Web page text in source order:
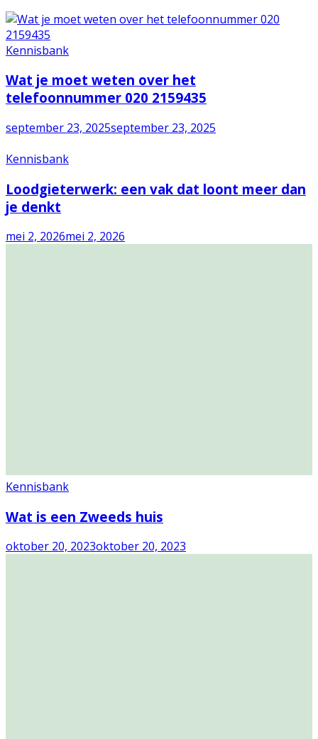
Kennisbank
Wat je moet weten over het
telefoonnummer 020 2159435
september 23, 2025september 23, 2025
Kennisbank
Loodgieterwerk: een vak dat loont meer dan
je denkt
mei 2, 2026mei 2, 2026
Kennisbank
Wat is een Zweeds huis
oktober 20, 2023oktober 20, 2023